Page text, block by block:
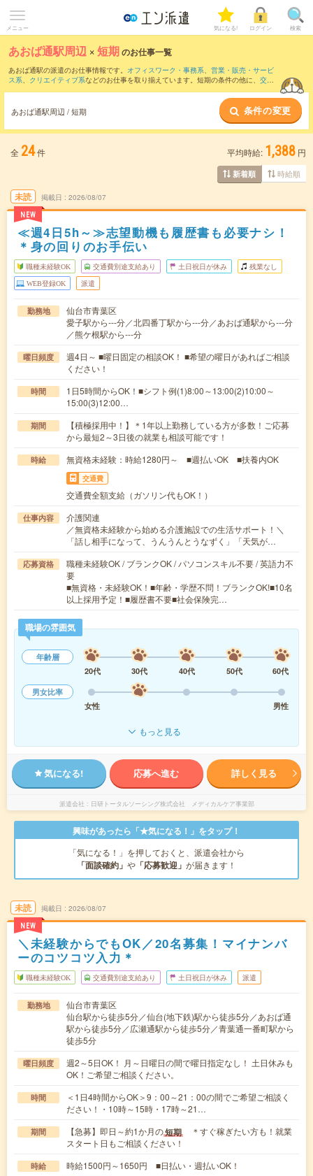
メニュー 気になる! ログイン 検索
あおば通駅周辺 ×短期のお仕事一覧
あおば通駅の派遣のお仕事情報です。 オフィスワーク・事務系、 営業・販売・サービ
ス系、 クリエイティブ系などのお仕事を取り揃えています。短期の条件の他に、 交通
あおば通駅周辺 / 短期 条件の変更
全 24件 平均時給: 1,388 円
新着順 時給順
未読
NEW
掲載日 2026/08/07
≪週4日5h～≫志望動機も履歴書も必要ナシ！
＊身の回りのお手伝い
職種未経験OK 交通費別途支給あり 土日祝日が休み 残業なし
WEB登録OK 派遣
勤務地
仙台市青葉区
愛子駅から---分／北四番丁駅から---分／あおば通駅から---分
／熊ケ根駅から---分
曜日頻度
週4日～ ■曜日固定の相談OK！ ■希望の曜日があればご相談
ください！
時間
1日5時間からOK！■シフト例(1)8:00～13:00(2)10:00～
15:00(3)12:00…
期間
【積極採用中！】＊1年以上勤務している方が多数！ご応募
から最短2～3日後の就業も相談可能です！
時給 無資格未経験：時給1280円～ ■週払いOK ■扶養内OK
交通費
交通費全額支給（ガソリン代もOK！）
仕事内容
介護関連
／無資格未経験から始める介護施設での生活サポート！＼
「話し相手になって、うんうんとうなずく」「天気が…
応募資格
職種未経験OK / ブランクOK / パソコンスキル不要 / 英語力不
要
■無資格・未経験OK！■年齢・学歴不問！ブランクOK!■10名
以上採用予定！■履歴書不要■社会保険完…
職場の雰囲気
年齢層
20代
30代 40代 50代
60代
男女比率
女性
男性
もっと見る
気になる! 応募へ進む 詳しく見る
派遣会社 日研トータルソーシング株式会社 メディカルケア事業部
興味があったら「★気になる！」をタップ！
「気になる！」を押しておくと、派遣会社から
「面談確約」 や 「応募歓迎」 が届きます！
未読
NEW
掲載日 2026/08/07
＼未経験からでもOK／20名募集！マイナンバ
ーのコツコツ入力＊
職種未経験OK 交通費別途支給あり 土日祝日が休み 派遣
勤務地
仙台市青葉区
仙台駅から徒歩5分／仙台(地下鉄)駅から徒歩5分／あおば通
駅から徒歩5分／広瀬通駅から徒歩5分／青葉通一番町駅から
徒歩5分
曜日頻度
週2～5日OK！ 月～日曜日の間で曜日指定なし！ 土日休みも
OK！ご希望ご相談ください。
時間
＜1日4時間からOK＞9：00～21：00の間でご希望ご相談く
ださい！・10時～15時・17時～21…
期間 【急募】即日～約1か月の短期
＊すぐ稼ぎたい方も！就業
スタート日もご相談ください！
時給 時給1500円～1650円 ■日払い・週払いOK！